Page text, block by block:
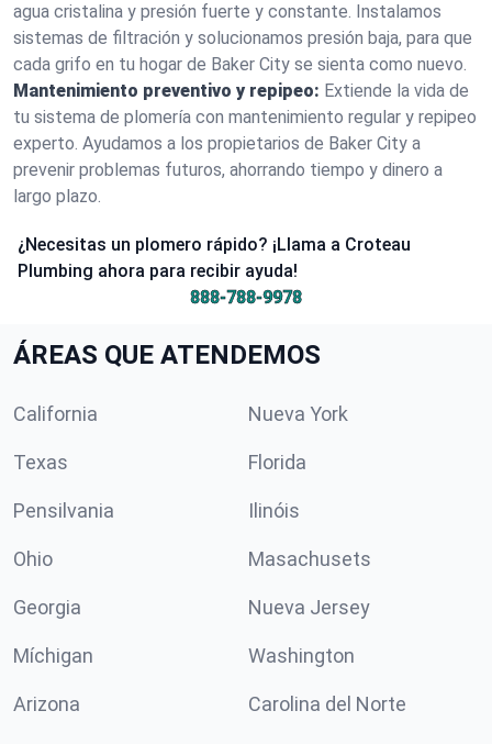
agua cristalina y presión fuerte y constante. Instalamos
sistemas de filtración y solucionamos presión baja, para que
cada grifo en tu hogar de Baker City se sienta como nuevo.
Mantenimiento preventivo y repipeo: Extiende la vida de
tu sistema de plomería con mantenimiento regular y repipeo
experto. Ayudamos a los propietarios de Baker City a
prevenir problemas futuros, ahorrando tiempo y dinero a
largo plazo.
¿Necesitas un plomero rápido? ¡Llama a Croteau
Plumbing ahora para recibir ayuda!
888-788-9978
ÁREAS QUE ATENDEMOS
California Nueva York
Texas Florida
Pensilvania Ilinóis
Ohio Masachusets
Georgia Nueva Jersey
Míchigan Washington
Arizona Carolina del Norte